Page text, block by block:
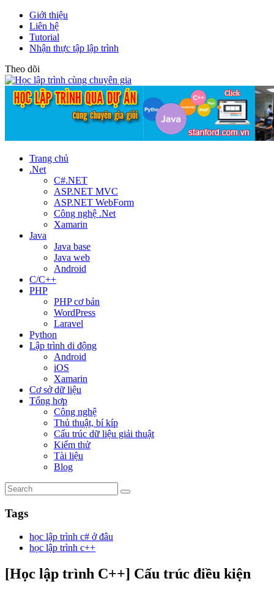
Giới thiệu
Liên hệ
Tutorial
Nhận thực tập lập trình
Theo dõi
Trang chủ
.Net
C#.NET
ASP.NET MVC
ASP.NET WebForm
Công nghệ .Net
Xamarin
Java
Java base
Java web
Android
C/C++
PHP
PHP cơ bản
WordPress
Laravel
Python
Lập trình di động
Android
iOS
Xamarin
Cơ sở dữ liệu
Tổng hợp
Công nghệ
Thủ thuật, bí kíp
Cấu trúc dữ liệu giải thuật
Kiểm thử
Tài liệu
Blog
Tags
học lập trình c# ở đâu
học lập trình c++
[Học lập trình C++] Cấu trúc điều kiện